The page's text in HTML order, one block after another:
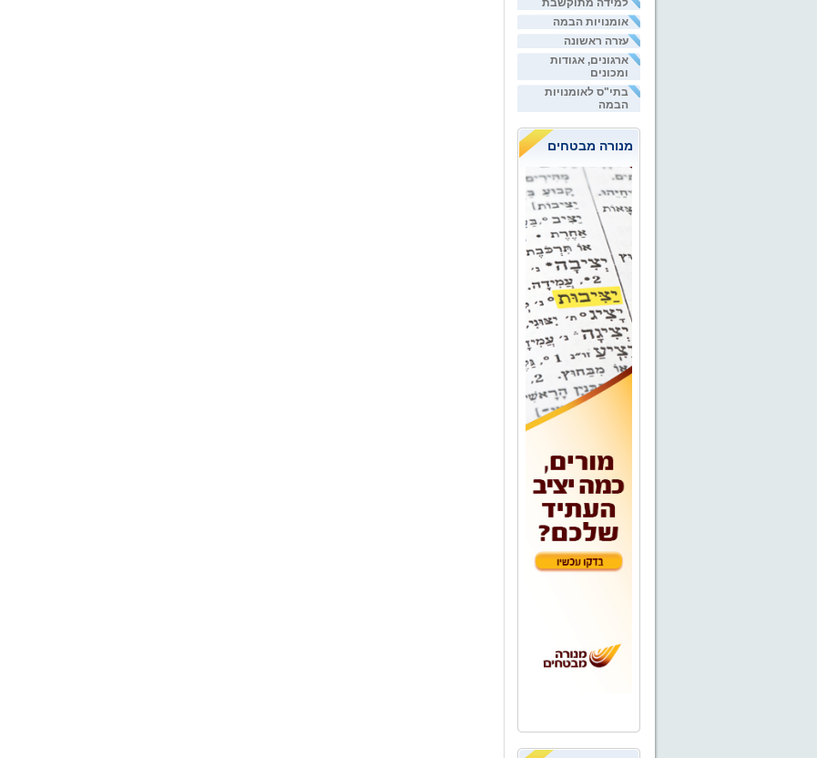
למידה מתוקשבת
אומנויות הבמה
עזרה ראשונה
ארגונים, אגודות
ומכונים
בתי"ס לאומנויות
הבמה
מנורה מבטחים